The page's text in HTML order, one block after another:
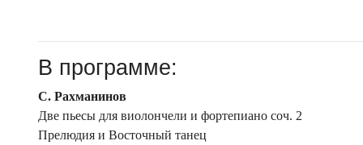
В программе:
С. Рахманинов
Две пьесы для виолончели и фортепиано соч. 2
Прелюдия и Восточный танец